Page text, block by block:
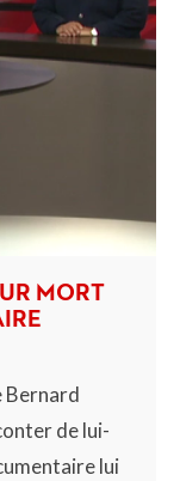
MORT
Bernard
de lui-
lui